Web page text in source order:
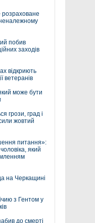
розраховане
побив
заходів
відкриють
ветеранів
може бути
грози, град і
жовтий
питання»:
який
на Черкащині
з Гентом у
до смерті